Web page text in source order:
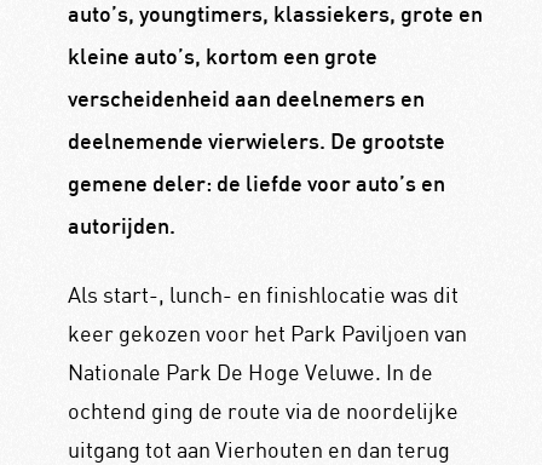
auto’s, youngtimers, klassiekers, grote en
kleine auto’s, kortom een grote
verscheidenheid aan deelnemers en
deelnemende vierwielers. De grootste
gemene deler: de liefde voor auto’s en
autorijden.
Als start-, lunch- en finishlocatie was dit
keer gekozen voor het Park Paviljoen van
Nationale Park De Hoge Veluwe. In de
ochtend ging de route via de noordelijke
uitgang tot aan Vierhouten en dan terug